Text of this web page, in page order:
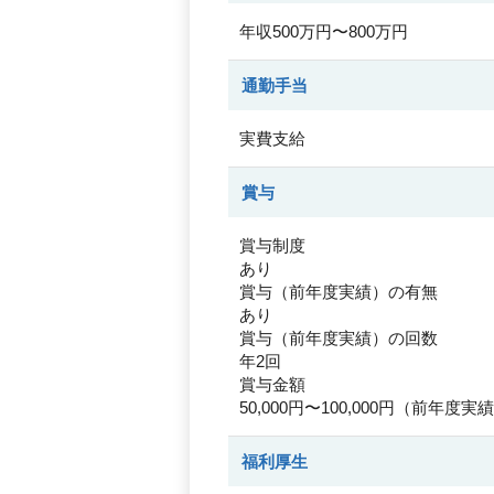
年収500万円〜800万円
通勤手当
実費支給
賞与
賞与制度
あり
賞与（前年度実績）の有無
あり
賞与（前年度実績）の回数
年2回
賞与金額
50,000円〜100,000円（前年度実
福利厚生